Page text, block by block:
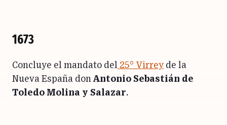
1673
Concluye el mandato del 25° Virrey de la
Nueva España don Antonio Sebastián de
Toledo Molina y Salazar.